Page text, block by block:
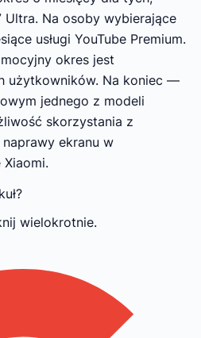
Ultra. Na osoby wybierające
usługi YouTube Premium.
okres jest
użytkowników. Na koniec —
jednego z modeli
skorzystania z
ekranu w
wielokrotnie.